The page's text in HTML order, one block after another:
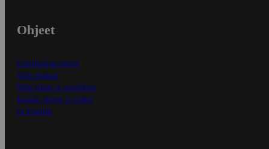
Ohjeet
Ensitilaajan ohjeet
Näin maksat
Näin tilaat ja muokkaat
Kaikki ohjeet ja vinkit
In English